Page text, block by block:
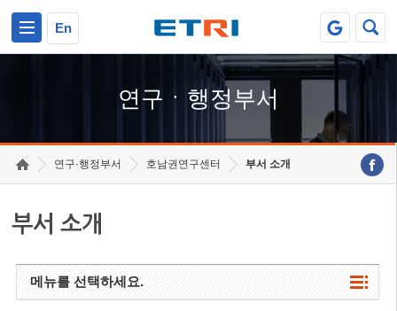
En
연구ㆍ행정부서
연구·행정부서 호남권연구센터 부서 소개
부서 소개
메뉴를 선택하세요.